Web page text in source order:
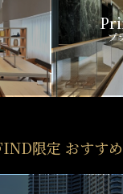
プ
限定 おすす